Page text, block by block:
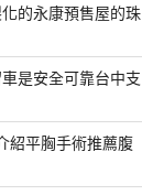
的永康預售屋的珠
是安全可靠台中支
紹平胸手術推薦腹